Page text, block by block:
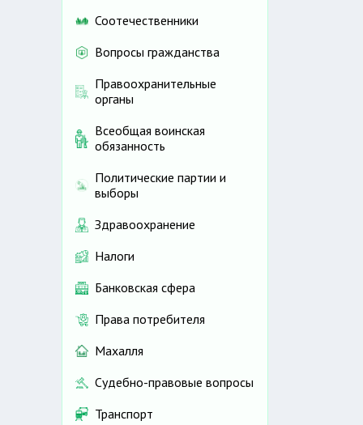
Соотечественники
Вопросы гражданства
Правоохранительные
органы
Всеобщая воинская
обязанность
Политические партии и
выборы
Здравоохранение
Налоги
Банковская сфера
Права потребителя
Махалля
Судебно-правовые вопросы
Транспорт